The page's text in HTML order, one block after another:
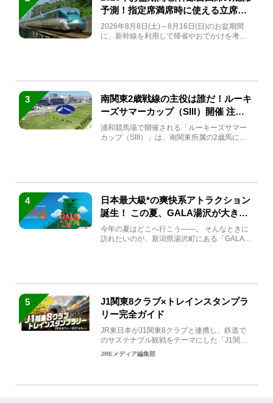
予測！指定席満席時に使える立席特
急券も解説
2026年8月8日(土)～8月16日(日)のお盆期間
に、新幹線を利用して帰省やおでかけを考え
3
南関東2歳戦線の主役は誰だ！ルーキ
ーズサマーカップ（SIII）開催 注目
馬と見どころをチェック
浦和競馬場で開催される「ルーキーズサマー
カップ（SIII）」は、南関東所属の2歳馬によ
4
日本最大級*の爽快系アトラクション
誕生！ この夏、GALA湯沢が大きく
生まれ変わる
今年の夏はどこへ行こう――。 そんなときに
訪れたいのが、新潟県湯沢町にある「GALA湯
5
J1関東8クラブ×トレインスタンプラ
リー完全ガイド
JR東日本がJ1関東8クラブと連携し、鉄道で
のサステナブル観戦をテーマにした「J1関東8
クラブ×トレイン...
JREメディア編集部